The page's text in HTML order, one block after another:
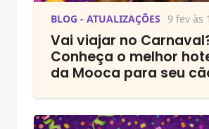
BLOG - ATUALIZAÇÕES 9 fev às
Vai viajar no
Conheça o melhor
da Mooca para seu